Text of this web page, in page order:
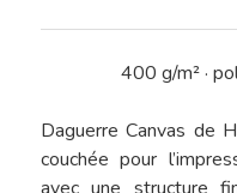
400 g/m² ·
Daguerre Canvas de
couchée pour